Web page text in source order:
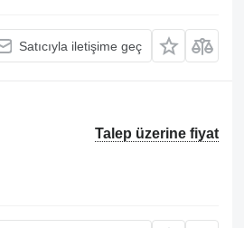
Satıcıyla iletişime geç
Talep üzerine fiyat